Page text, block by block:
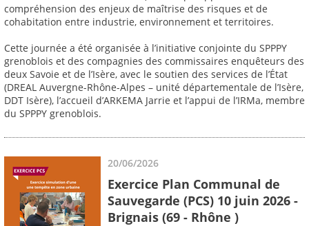
compréhension des enjeux de maîtrise des risques et de
cohabitation entre industrie, environnement et territoires.
Cette journée a été organisée à l’initiative conjointe du SPPPY
grenoblois et des compagnies des commissaires enquêteurs des
deux Savoie et de l’Isère, avec le soutien des services de l’État
(DREAL Auvergne-Rhône-Alpes – unité départementale de l’Isère,
DDT Isère), l’accueil d’ARKEMA Jarrie et l’appui de l’IRMa, membre
du SPPPY grenoblois.
20/06/2026
Exercice Plan Communal de
Sauvegarde (PCS) 10 juin 2026 -
Brignais (69 - Rhône )